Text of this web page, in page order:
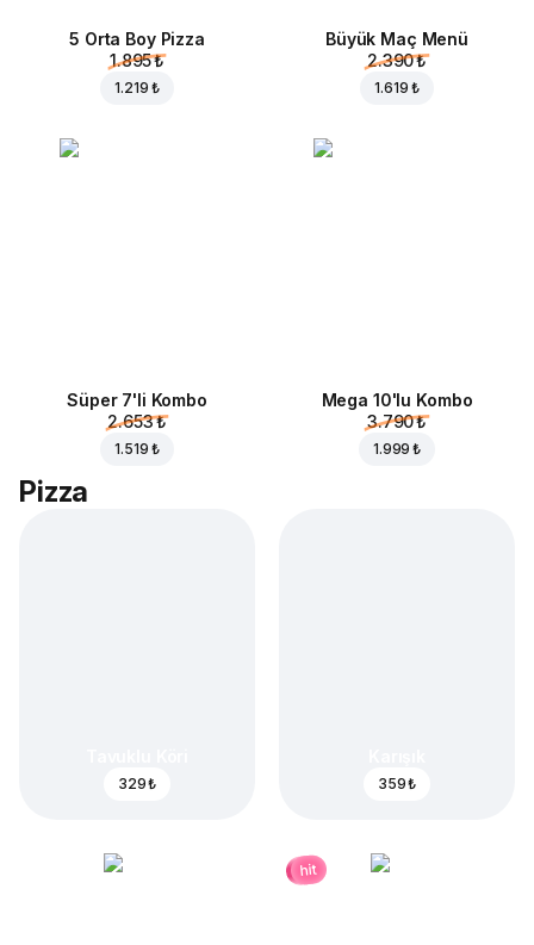
5 Orta Boy Pizza
1.895 ₺
1.219 ₺
Büyük Maç Menü
2.390 ₺
1.619 ₺
Süper 7'li Kombo
2.653 ₺
1.519 ₺
Mega 10'lu Kombo
3.790 ₺
1.999 ₺
Pizza
329 ₺ 359 ₺
hit